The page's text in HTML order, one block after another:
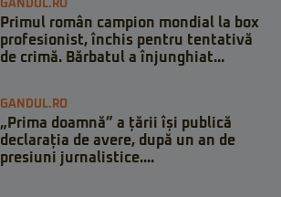
GANDUL.RO
Primul român campion mondial la box
profesionist, închis pentru tentativă
de crimă. Bărbatul a înjunghiat...
GANDUL.RO
„Prima doamnă” a țării își publică
declarația de avere, după un an de
presiuni jurnalistice....